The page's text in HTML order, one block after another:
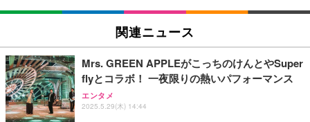
SIHOO B100 オフィスチェア／デスクチェア メッシ
ュチェア 人間工学 疲れない ブラック
￥27,999
Sezlife オフィスチェア デスクチェア 疲れない テレ
ワーク チェア 強化バックレスト 30度ロッキング機
能 人間工学 椅子 腰サポート 90度跳ね上げ式アーム
EIZO ビジネス向けプレミアムモニター | FlexScan
【純正品】27"ゲーミングモニター DualSense 充電
フック付き（CFI-ZDM1J）
Amazonベーシック ペットシーツ 厚型 ワイド 42枚
x2袋(84枚) ホワイト(吸収面:ライトブルー)
￥3,234
ネオ・ルーライフ ネオ・オムツ L 中型犬用 26枚入
り 単品
関連ニュース
Mrs. GREEN APPLEがこっちのけんとやSuper
flyとコラボ！ 一夜限りの熱いパフォーマンス
エンタメ
2025.5.29(木) 14:44